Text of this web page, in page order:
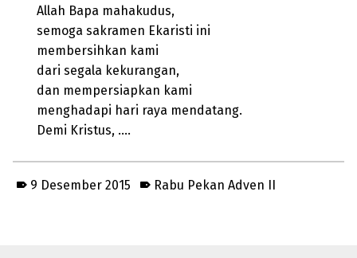
Allah Bapa mahakudus,
semoga sakramen Ekaristi ini
membersihkan kami
dari segala kekurangan,
dan mempersiapkan kami
menghadapi hari raya mendatang.
Demi Kristus, ….
9 Desember 2015 Rabu Pekan Adven II